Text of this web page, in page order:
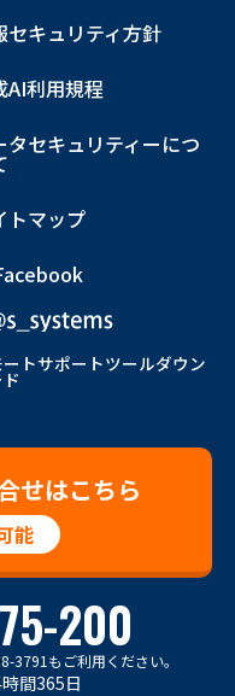
セキュリティ方針
AI利用規程
タセキュリティーにつ
トマップ
ートサポートツールダウン
せはこちら
能
200
3791もご利用ください。
間365日